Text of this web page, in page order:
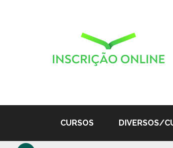
CURSOS DIVERSOS/